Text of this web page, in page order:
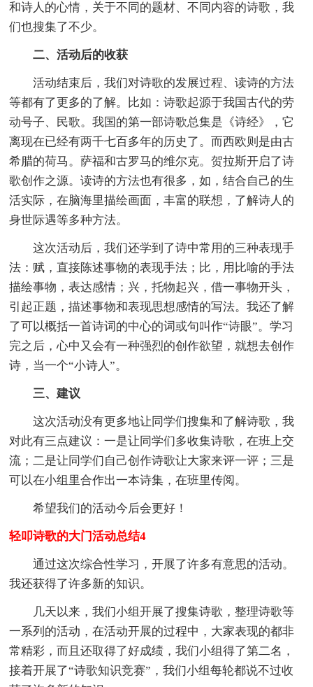
和诗人的心情，关于不同的题材、不同内容的诗歌，我
们也搜集了不少。
二、活动后的收获
活动结束后，我们对诗歌的发展过程、读诗的方法
等都有了更多的了解。比如：诗歌起源于我国古代的劳
动号子、民歌。我国的第一部诗歌总集是《诗经》，它
离现在已经有两千七百多年的历史了。而西欧则是由古
希腊的荷马。萨福和古罗马的维尔克。贺拉斯开启了诗
歌创作之源。读诗的方法也有很多，如，结合自己的生
活实际，在脑海里描绘画面，丰富的联想，了解诗人的
身世际遇等多种方法。
这次活动后，我们还学到了诗中常用的三种表现手
法：赋，直接陈述事物的表现手法；比，用比喻的手法
描绘事物，表达感情；兴，托物起兴，借一事物开头，
引起正题，描述事物和表现思想感情的写法。我还了解
了可以概括一首诗词的中心的词或句叫作“诗眼”。学习
完之后，心中又会有一种强烈的创作欲望，就想去创作
诗，当一个“小诗人”。
三、建议
这次活动没有更多地让同学们搜集和了解诗歌，我
对此有三点建议：一是让同学们多收集诗歌，在班上交
流；二是让同学们自己创作诗歌让大家来评一评；三是
可以在小组里合作出一本诗集，在班里传阅。
希望我们的活动今后会更好！
轻叩诗歌的大门活动总结4
通过这次综合性学习，开展了许多有意思的活动。
我还获得了许多新的知识。
几天以来，我们小组开展了搜集诗歌，整理诗歌等
一系列的活动，在活动开展的过程中，大家表现的都非
常精彩，而且还取得了好成绩，我们小组得了第二名，
接着开展了“诗歌知识竞赛”，我们小组每轮都说不过收